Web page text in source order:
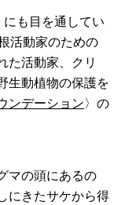
も目を通してい
活動家のための
た活動家、クリ
生動植物の保護を
ンデーション〉の
マの頭にあるの
にきたサケから得